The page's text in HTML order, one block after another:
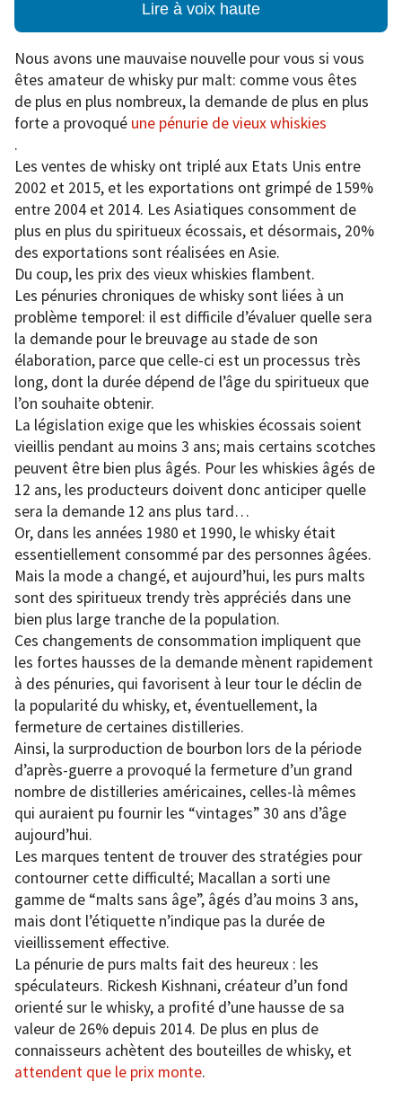
Lire à voix haute
Nous avons une mauvaise nouvelle pour vous si vous
êtes amateur de whisky pur malt: comme vous êtes
de plus en plus nombreux, la demande de plus en plus
forte a provoqué une pénurie de vieux whiskies
.
Les ventes de whisky ont triplé aux Etats Unis entre
2002 et 2015, et les exportations ont grimpé de 159%
entre 2004 et 2014. Les Asiatiques consomment de
plus en plus du spiritueux écossais, et désormais, 20%
des exportations sont réalisées en Asie.
Du coup, les prix des vieux whiskies flambent.
Les pénuries chroniques de whisky sont liées à un
problème temporel: il est difficile d’évaluer quelle sera
la demande pour le breuvage au stade de son
élaboration, parce que celle-ci est un processus très
long, dont la durée dépend de l’âge du spiritueux que
l’on souhaite obtenir.
La législation exige que les whiskies écossais soient
vieillis pendant au moins 3 ans; mais certains scotches
peuvent être bien plus âgés. Pour les whiskies âgés de
12 ans, les producteurs doivent donc anticiper quelle
sera la demande 12 ans plus tard…
Or, dans les années 1980 et 1990, le whisky était
essentiellement consommé par des personnes âgées.
Mais la mode a changé, et aujourd’hui, les purs malts
sont des spiritueux trendy très appréciés dans une
bien plus large tranche de la population.
Ces changements de consommation impliquent que
les fortes hausses de la demande mènent rapidement
à des pénuries, qui favorisent à leur tour le déclin de
la popularité du whisky, et, éventuellement, la
fermeture de certaines distilleries.
Ainsi, la surproduction de bourbon lors de la période
d’après-guerre a provoqué la fermeture d’un grand
nombre de distilleries américaines, celles-là mêmes
qui auraient pu fournir les “vintages” 30 ans d’âge
aujourd’hui.
Les marques tentent de trouver des stratégies pour
contourner cette difficulté; Macallan a sorti une
gamme de “malts sans âge”, âgés d’au moins 3 ans,
mais dont l’étiquette n’indique pas la durée de
vieillissement effective.
La pénurie de purs malts fait des heureux : les
spéculateurs. Rickesh Kishnani, créateur d’un fond
orienté sur le whisky, a profité d’une hausse de sa
valeur de 26% depuis 2014. De plus en plus de
connaisseurs achètent des bouteilles de whisky, et
attendent que le prix monte.